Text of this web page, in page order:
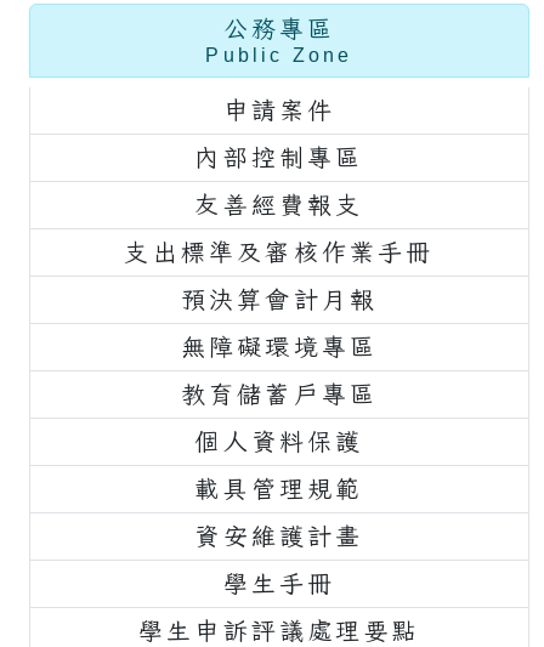
公務專區
Public Zone
申請案件
內部控制專區
友善經費報支
支出標準及審核作業手冊
預決算會計月報
無障礙環境專區
教育儲蓄戶專區
個人資料保護
載具管理規範
資安維護計畫
學生手冊
學生申訴評議處理要點